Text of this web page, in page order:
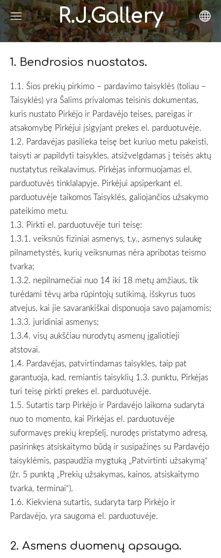
R.J.Gallery
1. Bendrosios nuostatos.
1.1. Šios prekių pirkimo – pardavimo taisyklės (toliau –
Taisyklės) yra Šalims privalomas teisinis dokumentas,
kuris nustato Pirkėjo ir Pardavėjo teises, pareigas ir
atsakomybę Pirkėjui įsigyjant prekes el. parduotuvėje.
1.2. Pardavėjas pasilieka teisę bet kuriuo metu pakeisti,
taisyti ar papildyti taisykles, atsižvelgdamas į teisės aktų
nustatytus reikalavimus. Pirkėjas informuojamas el.
parduotuvės tinklalapyje. Pirkėjui apsiperkant el.
parduotuvėje taikomos Taisyklės, galiojančios užsakymo
pateikimo metu.
1.3. Pirkti el. parduotuvėje turi teisę:
1.3.1. veiksnūs fiziniai asmenys, t.y., asmenys sulaukę
pilnametystės, kurių veiksnumas nėra apribotas teismo
tvarka;
1.3.2. nepilnamečiai nuo 14 iki 18 metų amžiaus, tik
turėdami tėvų arba rūpintojų sutikimą, išskyrus tuos
atvejus, kai jie savarankiškai disponuoja savo pajamomis;
1.3.3. juridiniai asmenys;
1.3.4. visų aukščiau nurodytų asmenų įgaliotieji
atstovai.
1.4. Pardavėjas, patvirtindamas taisykles, taip pat
garantuoja, kad, remiantis taisyklių 1.3. punktu, Pirkėjas
turi teisę pirkti prekes el. parduotuvėje.
1.5. Sutartis tarp Pirkėjo ir Pardavėjo laikoma sudaryta
nuo to momento, kai Pirkėjas el. parduotuvėje
suformavęs prekių krepšelį, nurodęs pristatymo adresą,
pasirinkęs atsiskaitymo būdą ir susipažinęs su Pardavėjo
taisyklėmis, paspaudžia mygtuką „Patvirtinti užsakymą“
(žr. 5 punktą „Prekių užsakymas, kainos, atsiskaitymo
tvarka, terminai“).
1.6. Kiekviena sutartis, sudaryta tarp Pirkėjo ir
Pardavėjo, yra saugoma el. parduotuvėje.
2. Asmens duomenų apsauga.